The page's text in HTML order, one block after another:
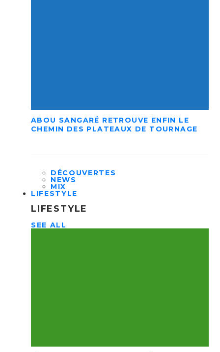
ABOU SANGARÉ RETROUVE ENFIN LE
CHEMIN DES PLATEAUX DE TOURNAGE
DÉCOUVERTES
NEWS
MIX
LIFESTYLE
LIFESTYLE
SEE ALL